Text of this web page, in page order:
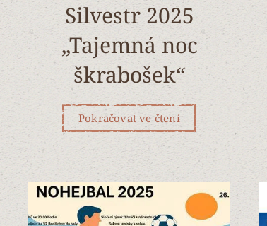
Silvestr 2025
„Tajemná noc
škrabošek“
Pokračovat ve čtení